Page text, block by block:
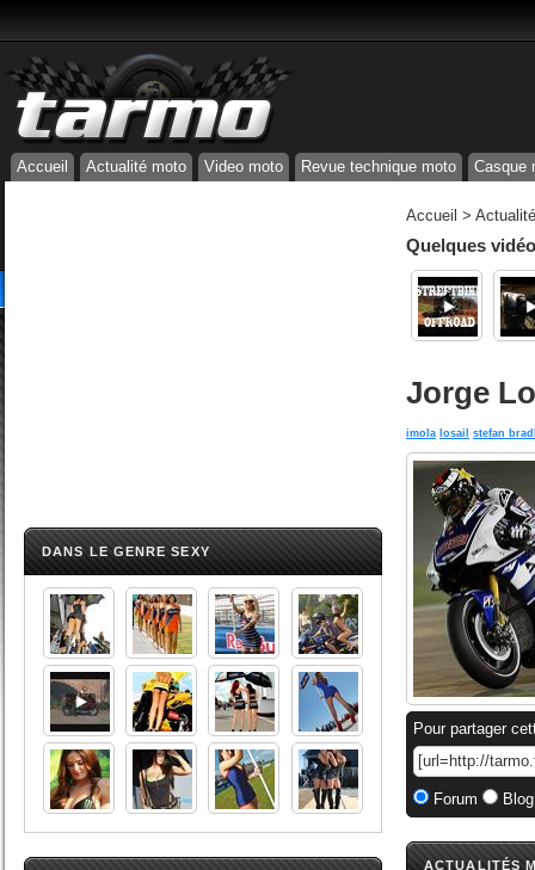
Accueil Actualité moto Video moto Revue technique moto Casque
DANS LE GENRE SEXY
Accueil >
Quelques
Jorge
imola losail stefan
Pour partager
Forum
ACTUALITÉS